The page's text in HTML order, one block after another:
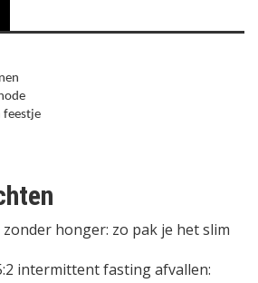
feestje
honger: zo pak je het slim
intermittent fasting afvallen: